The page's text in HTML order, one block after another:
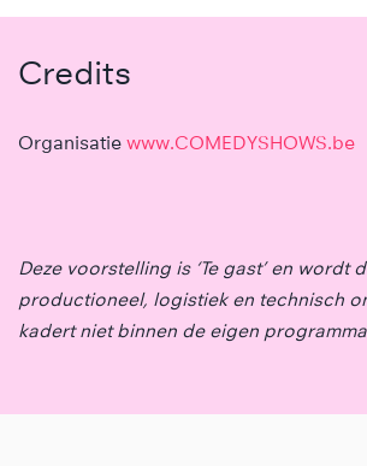
Credits
Organisatie www.COMEDYSHOWS.be
Deze voorstelling is ‘Te gast’ en wordt
productioneel, logistiek en technisch
kadert niet binnen de eigen